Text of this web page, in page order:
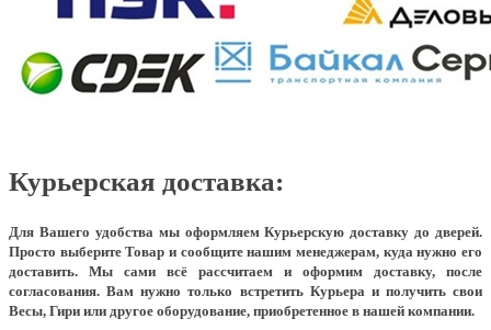
Курьерская доставка:
Для Вашего удобства мы оформляем Курьерскую доставку до дверей.
Просто выберите Товар и сообщите нашим менеджерам, куда нужно его
доставить. Мы сами всё рассчитаем и оформим доставку, после
согласования. Вам нужно только встретить Курьера и получить свои
Весы, Гири или другое оборудование, приобретенное в нашей компании.